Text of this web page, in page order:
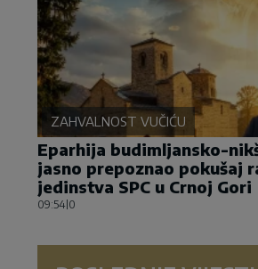
ZAHVALNOST VUČIĆU
Eparhija budimljansko-
jasno prepoznao pokušaj
jedinstva SPC u Crnoj Gori
09:54 0